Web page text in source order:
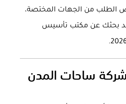
الطلب من الجهات المختصة،
عند بحثك عن مكتب تأسيس
لشركة ساحات المدن